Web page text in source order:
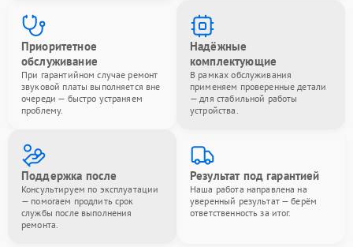
Приоритетное
обслуживание
При гарантийном случае ремонт
звуковой платы выполняется вне
очереди — быстро устраняем
проблему.
Надёжные
комплектующие
В рамках обслуживания
применяем проверенные детали
— для стабильной работы
устройства.
Поддержка после
Консультируем по эксплуатации
— помогаем продлить срок
службы после выполнения
ремонта.
Результат под гарантией
Наша работа направлена на
уверенный результат — берём
ответственность за итог.